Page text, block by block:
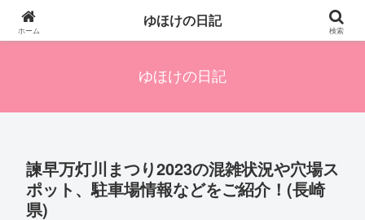
四人の子を持つ母のズボラ生活備忘録です。興味のあることアレやコレ、色々
発信します。
ゆほけの日記
諫早万灯川まつり2023の混雑状況や穴場ス
ポット、駐車場情報などをご紹介！(長崎
県)
ホーム
ゆほけの日記
検索